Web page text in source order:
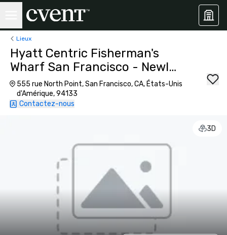
Lieux
Hyatt Centric Fisherman's
Wharf San Francisco - Newly
Renovated
555 rue North Point, San Francisco, CA, États-Unis
d'Amérique, 94133
Contactez-nous
3D